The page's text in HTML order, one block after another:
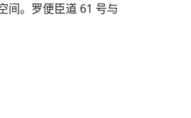
间。罗便臣道 61 号与